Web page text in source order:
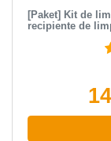
[Paket] Kit de
recipiente de